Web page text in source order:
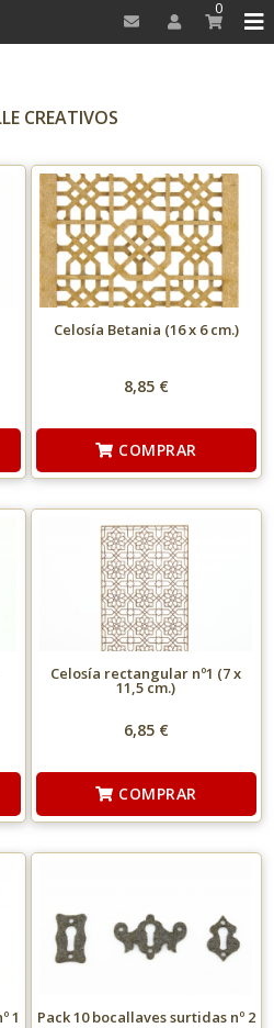
0
CREATIVOS
Celosía Betania (16 x 6 cm.)
8,85 €
COMPRAR
Celosía rectangular nº1 (7 x
11,5 cm.)
6,85 €
COMPRAR
1 Pack 10 bocallaves surtidas nº 2